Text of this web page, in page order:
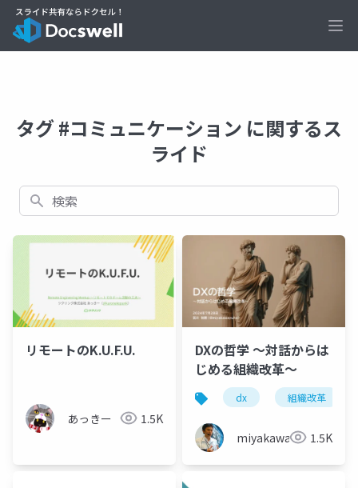
タグ #コミュニケーション に関するス
ライド
検索
リモートのK.U.F.U.
あっきー 1.5K
DXの哲学 ～対話からは
じめる組織改革～
dx 組織改革
miyakawayuho1.5K